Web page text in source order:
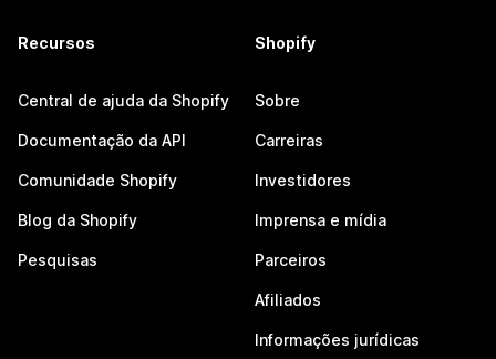
Recursos
Central de ajuda da Shopify
Documentação da API
Comunidade Shopify
Blog da Shopify
Pesquisas
Shopify
Sobre
Carreiras
Investidores
Imprensa e mídia
Parceiros
Afiliados
Informações jurídicas